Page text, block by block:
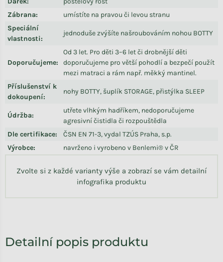
Zábrana:
umístíte na pravou či levou stranu
Speciální
vlastnosti:
jednoduše zvýšíte našroubováním nohou BOTTY
Doporučujeme:
Od 3 let. Pro děti 3–6 let či drobnější děti
doporučujeme pro větší pohodlí a bezpečí použít
mezi matraci a rám např. měkký mantinel.
Příslušenství k
dokoupení:
nohy BOTTY, šuplík STORAGE, přistýlka SLEEP
Údržba:
utřete vlhkým hadříkem, nedoporučujeme
agresivní čistidla či rozpouštědla
Dle certifikace:
ČSN EN 71-3, vydal TZÚS Praha, s.p.
Výrobce: navrženo i vyrobeno v Benlemi® v ČR
Zvolte si z každé varianty výše a zobrazí se vám detailní
infografika produktu
Detailní popis produktu